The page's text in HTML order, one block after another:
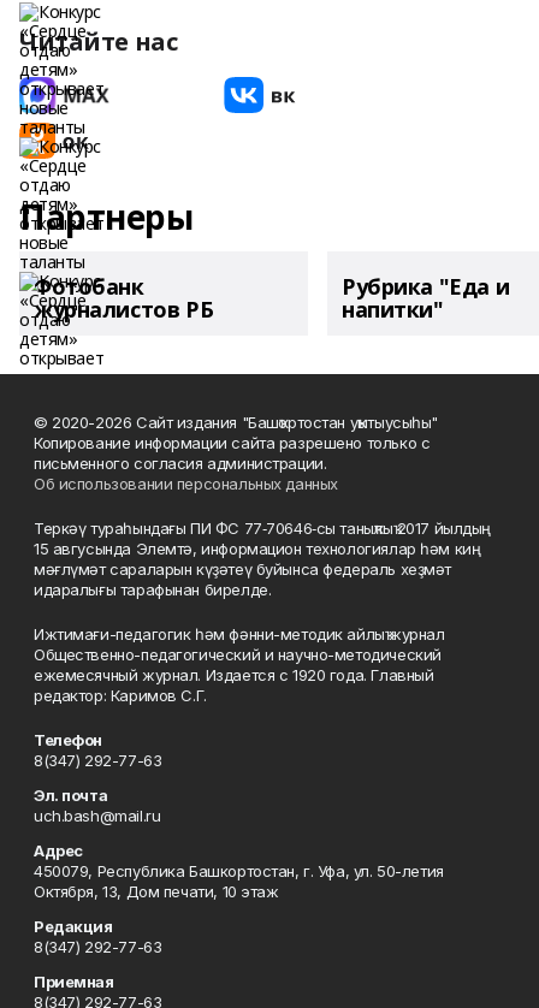
Читайте нас
Партнеры
Фотобанк
журналистов РБ
Рубрика "Еда и
напитки"
© 2020-2026 Сайт издания "Башҡортостан уҡытыусыһы"
Копирование информации сайта разрешено только с
письменного согласия администрации.
Об использовании персональных данных
Теркәү тураһындағы ПИ ФС 77‑70646‑сы таныҡлыҡ 2017 йылдың
15 авгусында Элемтә, информацион технологиялар һәм киң
мәғлүмәт сараларын күҙәтеү буйынса федераль хеҙмәт
идаралығы тарафынан бирелде.
Ижтимағи-педагогик һәм фәнни-методик айлыҡ журнал
Общественно-педагогический и научно-методический
ежемесячный журнал. Издается с 1920 года. Главный
редактор: Каримов С.Г.
Телефон
8(347) 292-77-63
Эл. почта
uch.bash@mail.ru
Адрес
450079, Республика Башкортостан, г. Уфа, ул. 50-летия
Октября, 13, Дом печати, 10 этаж
Редакция
8(347) 292-77-63
Приемная
8(347) 292-77-63